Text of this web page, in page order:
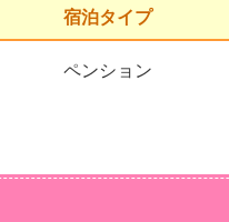
宿泊タイプ
ペンション